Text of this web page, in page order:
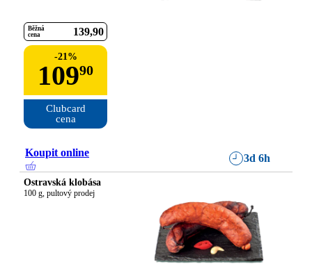
Běžná
cena
139 90
-21%
10990
Clubcard
cena
Koupit online 3d 6h
Ostravská klobása
100 g, pultový prodej